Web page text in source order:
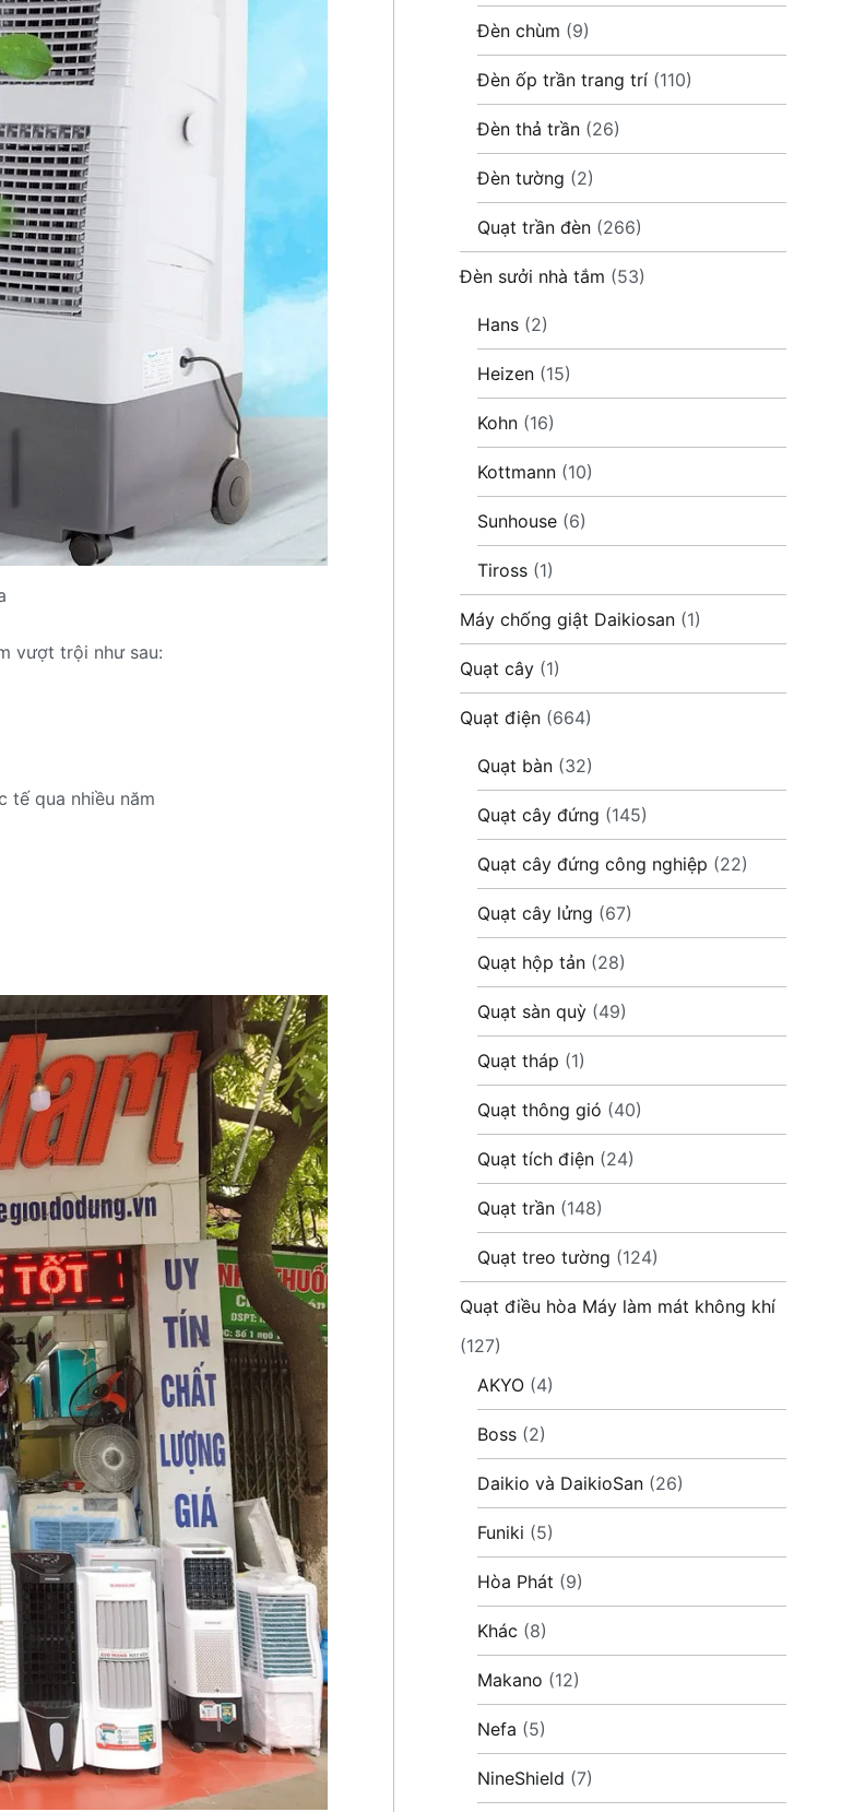
vượt trội như sau:
tế qua nhiều năm
Đèn chùm (9)
Đèn ốp trần trang trí (110)
Đèn thả trần (26)
Đèn tường (2)
Quạt trần đèn (266)
Đèn sưởi nhà tắm (53)
Hans (2)
Heizen (15)
Kohn (16)
Kottmann (10)
Sunhouse (6)
Tiross (1)
Máy chống giật Daikiosan (1)
Quạt cây (1)
Quạt điện (664)
Quạt bàn (32)
Quạt cây đứng (145)
Quạt cây đứng công nghiệp (22)
Quạt cây lửng (67)
Quạt hộp tản (28)
Quạt sàn quỳ (49)
Quạt tháp (1)
Quạt thông gió (40)
Quạt tích điện (24)
Quạt trần (148)
Quạt treo tường (124)
Quạt điều hòa Máy làm mát không khí
(127)
AKYO (4)
Boss (2)
Daikio và DaikioSan (26)
Funiki (5)
Hòa Phát (9)
Khác (8)
Makano (12)
Nefa (5)
NineShield (7)